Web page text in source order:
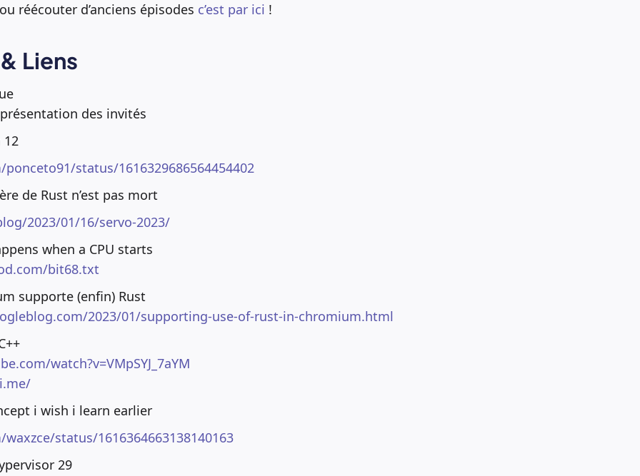
réécouter d’anciens épisodes c’est par ici !
Liens
des invités
12
status/1616329686564454402
de Rust n’est pas mort
2023/01/16/servo-2023/
when a CPU starts
bit68.txt
supporte (enfin) Rust
2023/01/supporting-use-of-rust-in-chromium.html
watch?v=VMpSYJ_7aYM
i wish i learn earlier
status/1616364663138140163
29